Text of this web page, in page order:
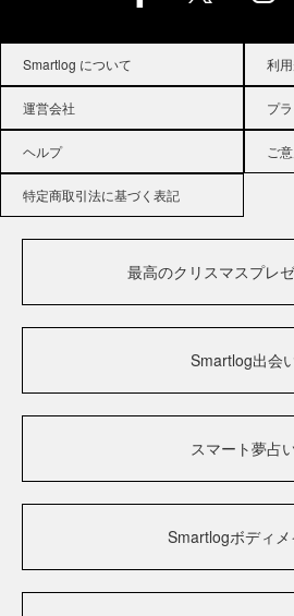
Smartlog について 利
運営会社 プ
ヘルプ ご
特定商取引法に基づく表記
最高のクリスマスプレ
Smartlog出会
スマート夢占
Smartlogボディメ